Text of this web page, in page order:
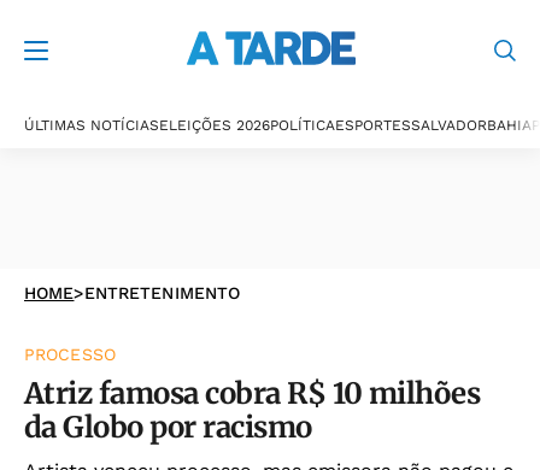
ÚLTIMAS NOTÍCIASELEIÇÕES 2026POLÍTICAESPORTESSALVADORBAHIA
HOME>ENTRETENIMENTO
PROCESSO
Atriz famosa cobra R$ 10 milhões
da Globo por racismo